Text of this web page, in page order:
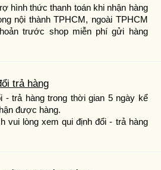
hình thức thanh toán khi nhận hàng
nội thành TPHCM, ngoài TPHCM
trước shop miễn phí gửi hàng
trả hàng
- trả hàng trong thời gian 5 ngày kể
được hàng.
vui lòng xem qui định đổi - trả hàng